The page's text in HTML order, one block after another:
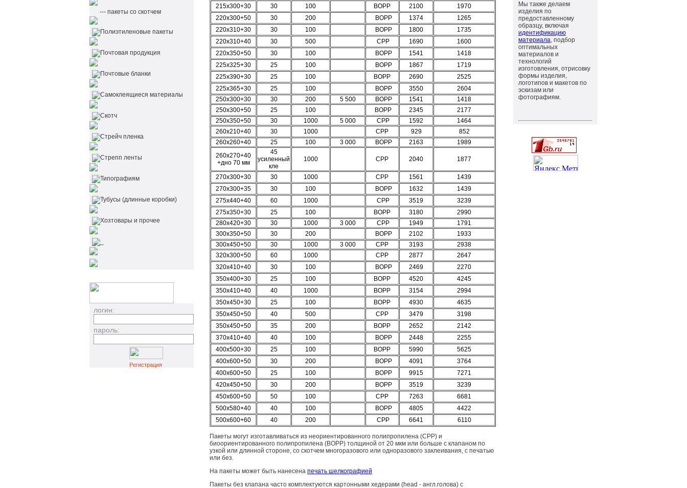
--- пакеты со скотчем
Полиэтиленовые пакеты
Почтовая продукция
Почтовые бланки
Самоклеящиеся материалы
Скотч
Стрейч пленка
Стрепп ленты
Типографиям
Тубусы (длинные коробки)
Хозтовары и прочее
логин:
пароль:
Регистрация
215х300+30
30 100 ВОРР 2100
1970
220х300+50
30 200 BOPP 1374
1265
220х310+30
30 100 BOPP 1800
1735
220х310+40
30 500 СРР 1690
1600
220х350+50
30 100 BOPP 1541
1418
225х325+30
25 100 BOPP 1867
1719
225х390+30
25 100 ВОРР 2690
2525
225х365+30
25 100 BOPP 3550
2604
250х300+30
30 200 5 500 BOPP 1541
1418
250х300+50
25 100 BOPP 2345
2177
250х350+50
30 1000 5 000 СРР 1592
1464
260х210+40
30 1000 СРР 929
852
260х260+40
25 100 3 000 BOPP 2163
1989
260х270+40
+дно 70 мм
45
усиленный
кле
1000 СРР 2040 1877
270х300+30 30 1000 СРР 1561
1439
270х300+35
30 100 BOPP 1632
1439
275х440+40
60 1000 СРР 3519
3239
275х350+30
25 100 ВОРР 3180
2990
280х420+30
30 1000 3 000 СРР 1949
1791
300х350+50
30 200 BOPP 2102
1933
300х450+50
30 1000 3 000 СРР 3193
2938
320х300+50
60 1000 СРР 2877
2647
320х410+40
30 100 BOPP 2469
2270
350х400+30
25 100 ВОРР 4520
4245
350х410+40
40 1000 ВОРР 3154
2994
350х450+30
25 100 ВОРР 4930
4635
350х450+50
40 500 СРР 3479
3198
350х450+50
35 200 BOPP 2652
2142
370х410+40
40 100 BOPP 2448
2255
400х500+30
25 100 ВОРР 5990
5625
400х600+50
30 200 BOPP 4091
3764
400х600+50
25 100 BOPP 9915
7271
420х450+50
30 200 BOPP 3519
3239
450х600+50
50 100 СРР 7263
6681
500х580+40
40 100 BOPP 4805
4422
500х600+60
40 200 СРР 6641 6110
Пакеты могут изготавливаться из неориентированного полипропилена (CPP) и
биоориентированного полипропилена (BOPP) толщиной от 20 мкм или больше с клапаном по
узкой или длинной стороне, со скотчем многоразового или одноразового заклеивания, с печатью
или без.
На пакеты может быть нанесена печать шелкографией
Пакеты без клапана часто комплектуются картонными хедерами (head - англ.голова) с
Мы также делаем
изделия по
предоставленному
образцу, включая
идентификацию
материала, подбор
оптимальных
материалов и
технологий
изготовления, отрисовку
формы изделия,
логотипов и макетов по
эскизам или
фотографиям.